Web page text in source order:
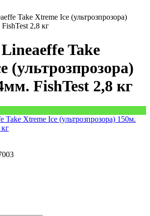
Take Xtreme Ice (ультрозпрозора)
2,8 кг
Take
(ультрозпрозора)
FishTest 2,8 кг